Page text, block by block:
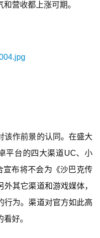
营收都上涨可期。
该作前景的认同。在盛大
平台的四大渠道UC、小
宣布将不会为《沙巴克传
其它渠道和游戏媒体，
行为。渠道对官方如此高
好。